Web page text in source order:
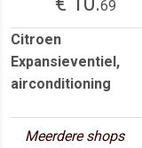
69
Citroen
Expansieventiel,
airconditioning
Meerdere shops